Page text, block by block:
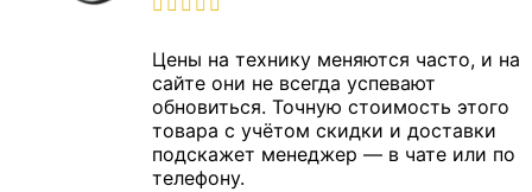
Цены на технику меняются часто, и на
сайте они не всегда успевают
обновиться. Точную стоимость этого
товара с учётом скидки и доставки
подскажет менеджер — в чате или по
телефону.